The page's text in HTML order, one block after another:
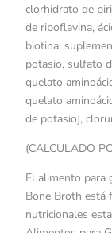
clorhidrato de
de riboflavina,
biotina,
potasio, sulfato
quelato
quelato
de potasio],
(CALCULADO
El alimento para
Bone Broth está
nutricionales